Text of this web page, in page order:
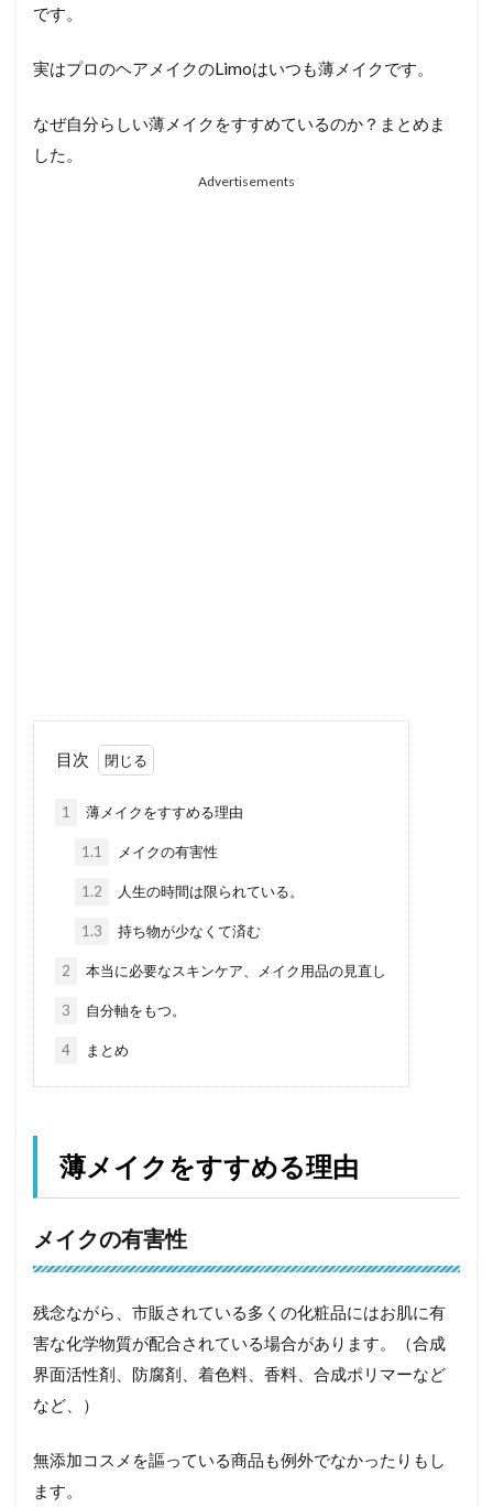
です。
実はプロのヘアメイクのLimoはいつも薄メイクです。
なぜ自分らしい薄メイクをすすめているのか？まとめま
した。
Advertisements
目次
1 薄メイクをすすめる理由
1.1 メイクの有害性
1.2 人生の時間は限られている。
1.3 持ち物が少なくて済む
2 本当に必要なスキンケア、メイク用品の見直し
3 自分軸をもつ。
4 まとめ
薄メイクをすすめる理由
メイクの有害性
残念ながら、市販されている多くの化粧品にはお肌に有
害な化学物質が配合されている場合があります。（合成
界面活性剤、防腐剤、着色料、香料、合成ポリマーなど
など、）
無添加コスメを謳っている商品も例外でなかったりもし
ます。